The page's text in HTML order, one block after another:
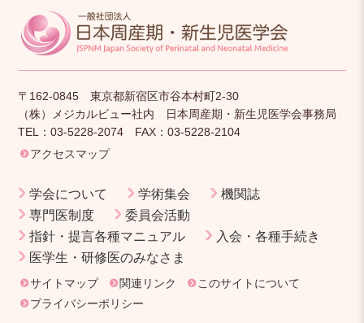
〒162-0845 東京都新宿区市谷本村町2-30
（株）メジカルビュー社内 日本周産期・新生児医学会事務局
TEL：03-5228-2074 FAX：03-5228-2104
アクセスマップ
学会について 学術集会
機関誌
専門医制度
委員会活動
指針・提言各種マニュアル
入会・各種手続き
医学生・研修医のみなさま
サイトマップ 関連リンク
このサイトについて
プライバシーポリシー